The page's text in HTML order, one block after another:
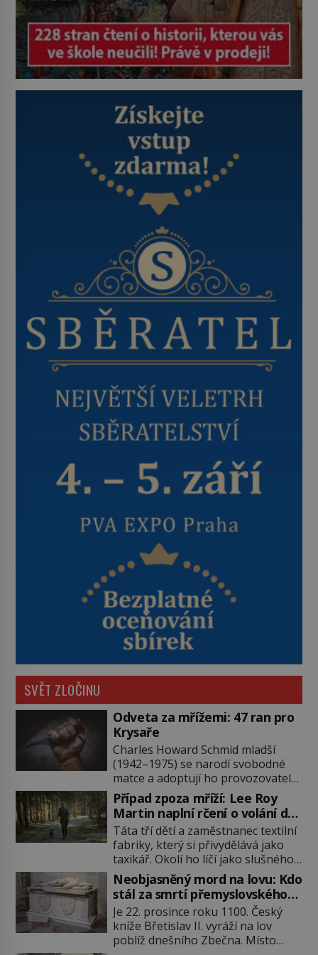
SVĚT ZLOČINU
Odveta za mřížemi: 47 ran pro
Krysaře
Charles Howard Schmid mladší
(1942–1975) se narodí svobodné
matce a adoptují ho provozovatelé
pečovatelského domu Charles a
Katharine Schmidovi. Synek jim
mnoho radosti nepřinese. Mezi
přáteli v arizonském Tusconu se
mu přezdívá Krysař. Je to pohledný
a charismatický mladík, kterému to
ve škole dvakrát nejde. Exceluje ale
v tělocviku. Škola si díky němu
může vystavit […]
Případ zpoza mříží: Lee Roy
Martin naplní rčení o volání do
lesa
Táta tří dětí a zaměstnanec textilní
fabriky, který si přivydělává jako
taxikář. Okolí ho líčí jako slušného
člověka. To je Lee Roy Martin
(1937–1972), jinak též Škrtič z
Gaffney, městečka v Jižní Karolíně.
Mezi lety 1967 až 1968 zavraždí dvě
ženy a dvě dívky. Dne 20. května
1967 znásilní a zavraždí 32letou
Neobjasněný mord na lovu: Kdo
stál za smrtí přemyslovského
knížete Břetislava II.?
Je 22. prosince roku 1100. Český
kníže Břetislav II. vyráží na lov
poblíž dnešního Zbečna. Místo